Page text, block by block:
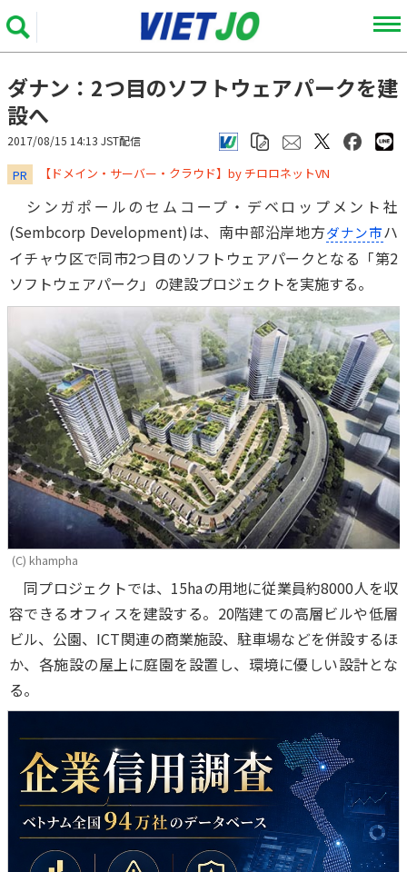
ダナン：2つ目のソフトウェアパークを建
設へ
2017/08/15 14:13 JST配信
PR ​​​​​​​【ドメイン・サーバー・クラウド】by チロロネットVN
シンガポールのセムコープ・デベロップメント社
(Sembcorp Development)は、南中部沿岸地方ダナン市ハ
イチャウ区で同市2つ目のソフトウェアパークとなる「第2
ソフトウェアパーク」の建設プロジェクトを実施する。
(C) khampha
同プロジェクトでは、15haの用地に従業員約8000人を収
容できるオフィスを建設する。20階建ての高層ビルや低層
ビル、公園、ICT関連の商業施設、駐車場などを併設するほ
か、各施設の屋上に庭園を設置し、環境に優しい設計とな
る。